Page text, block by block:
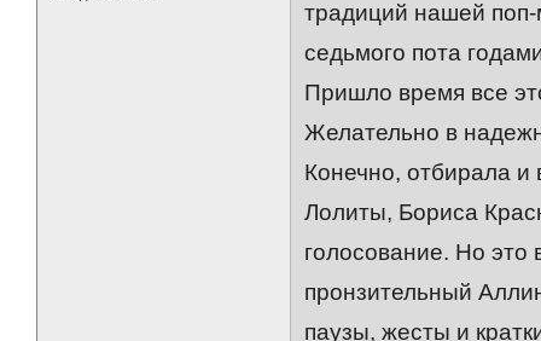
традиций нашей
седьмого пота
Пришло время все
Желательно в
Конечно, отбирала
Лолиты, Бориса
голосование. Но это
пронзительный
паузы, жесты и